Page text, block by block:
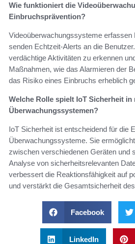
Wie funktioniert die
Einbruchsprävention?
Videoüberwachungssysteme erfassen
senden Echtzeit-Alerts an die
verdächtige Aktivitäten zu erkennen
Maßnahmen, wie das Alarmieren der
das Risiko eines Einbruchs erheblich
Welche Rolle spielt IoT Sicherheit in
Überwachungssystemen?
IoT Sicherheit ist entscheidend für die
Überwachungssysteme. Sie
zwischen verschiedenen Geräten und
Analyse von sicherheitsrelevanten
verbessert die Reaktionsfähigkeit auf
und verstärkt die Gesamtsicherheit
Facebook
LinkedIn